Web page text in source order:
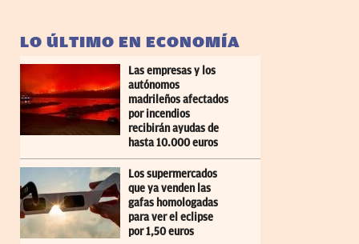
LO ÚLTIMO EN ECONOMÍA
Las empresas y los
autónomos
madrileños afectados
por incendios
recibirán ayudas de
hasta 10.000 euros
Los supermercados
que ya venden las
gafas homologadas
para ver el eclipse
por 1,50 euros